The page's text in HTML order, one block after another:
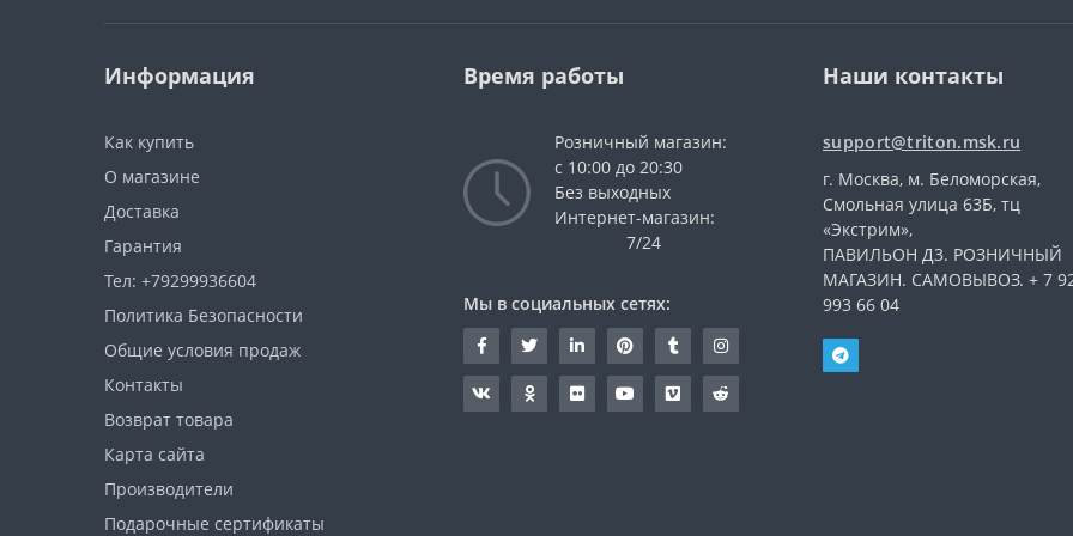
Информация
Как купить
О магазине
Доставка
Гарантия
Тел: +79299936604
Политика Безопасности
Общие условия продаж
Контакты
Возврат товара
Карта сайта
Производители
Подарочные сертификаты
Время работы
Розничный магазин:
с 10:00 до 20:30
Без выходных
Интернет-магазин:
7/24
Мы в социальных сетях:
Наши контакты
support@triton.msk.ru
г. Москва, м. Беломорская,
Смольная улица 63Б, тц
«Экстрим»,
ПАВИЛЬОН Д3. РОЗНИЧНЫЙ
МАГАЗИН. САМОВЫВОЗ. + 7
993 66 04